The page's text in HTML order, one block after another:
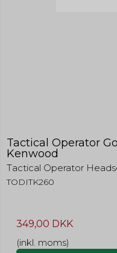
Tactical Operator
Kenwood
Tactical Operator
TODITK260
349,00 DKK
(inkl. moms)